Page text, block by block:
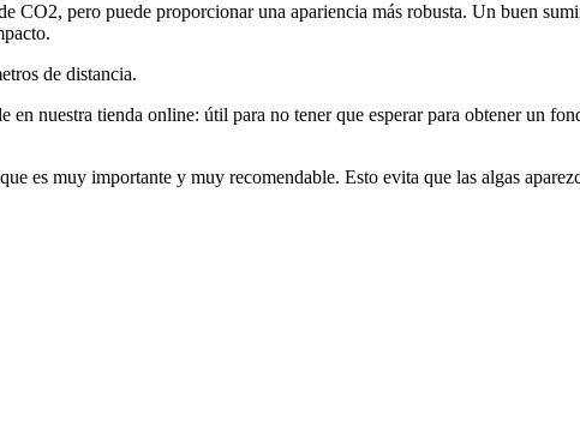
CO2, pero puede proporcionar una apariencia más robusta. Un buen
de distancia.
nuestra tienda online: útil para no tener que esperar para obtener un
es muy importante y muy recomendable. Esto evita que las algas